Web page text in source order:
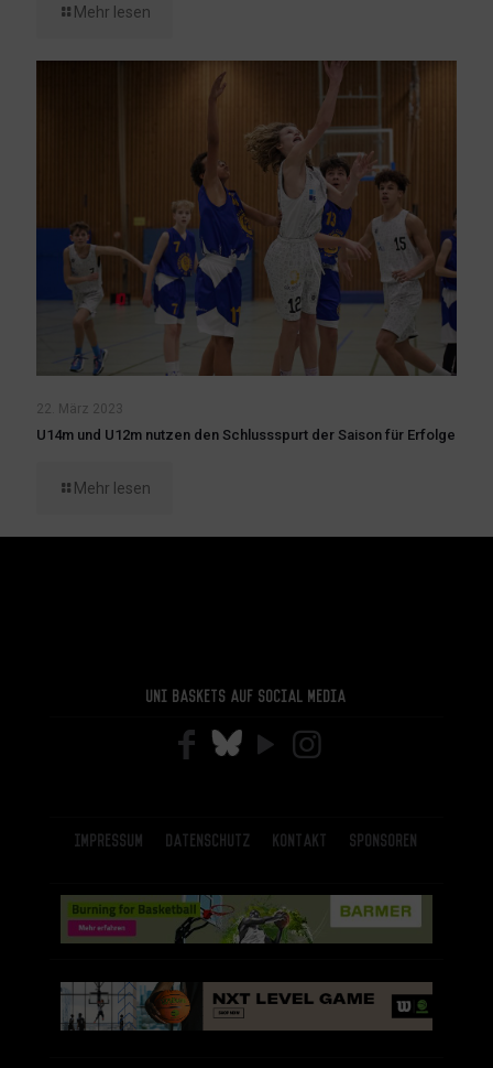
Mehr lesen
22. März 2023
U14m und U12m nutzen den Schlussspurt der Saison für Erfolge
Mehr lesen
Uni Baskets auf Social Media
Impressum Datenschutz Kontakt Sponsoren